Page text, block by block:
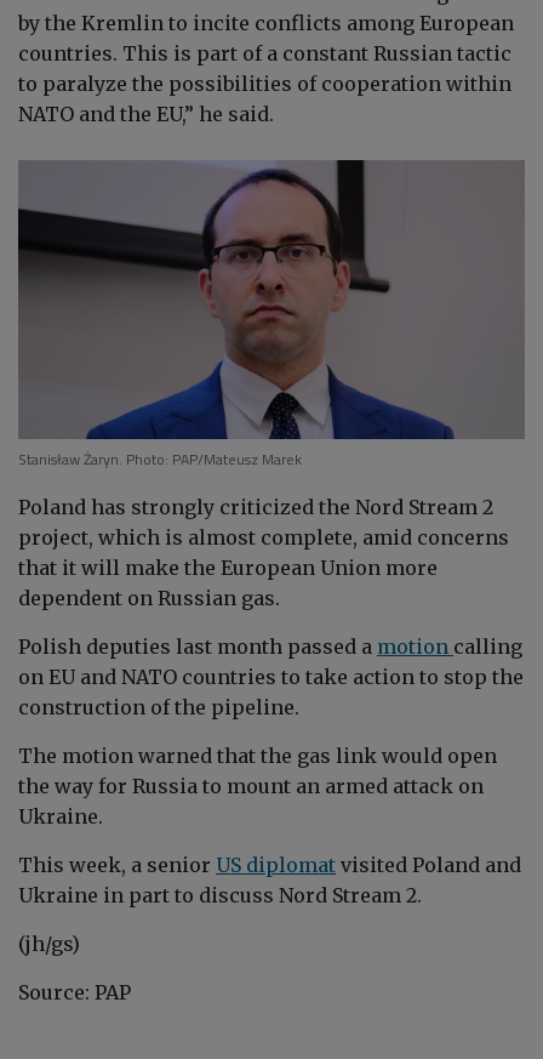
by the Kremlin to incite conflicts among European
countries. This is part of a constant Russian tactic
to paralyze the possibilities of cooperation within
NATO and the EU,” he said.
Stanisław Żaryn. Photo: PAP/Mateusz Marek
Poland has strongly criticized the Nord Stream 2
project, which is almost complete, amid concerns
that it will make the European Union more
dependent on Russian gas.
Polish deputies last month passed a motion calling
on EU and NATO countries to take action to stop the
construction of the pipeline.
The motion warned that the gas link would open
the way for Russia to mount an armed attack on
Ukraine.
This week, a senior US diplomat visited Poland and
Ukraine in part to discuss Nord Stream 2.
(jh/gs)
Source: PAP